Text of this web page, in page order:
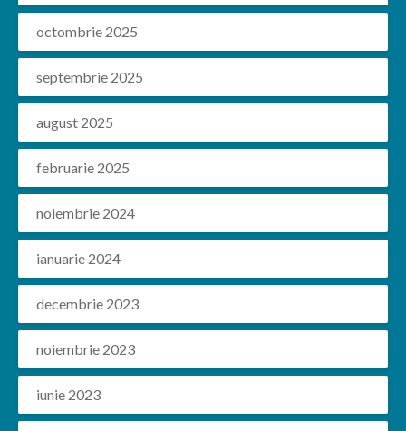
octombrie 2025
septembrie 2025
august 2025
februarie 2025
noiembrie 2024
ianuarie 2024
decembrie 2023
noiembrie 2023
iunie 2023